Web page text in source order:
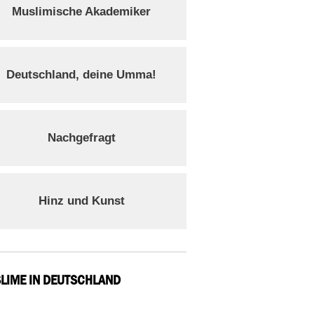
Muslimische Akademiker
Deutschland, deine Umma!
Nachgefragt
Hinz und Kunst
IN DEUTSCHLAND